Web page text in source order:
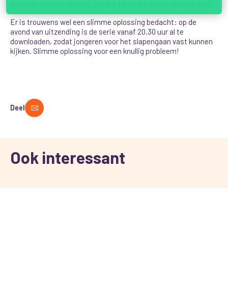
Er is trouwens wel een slimme oplossing bedacht: op de
avond van uitzending is de serie vanaf 20.30 uur al te
downloaden, zodat jongeren voor het slapengaan vast kunnen
kijken. Slimme oplossing voor een knullig probleem!
Deel
Ook interessant